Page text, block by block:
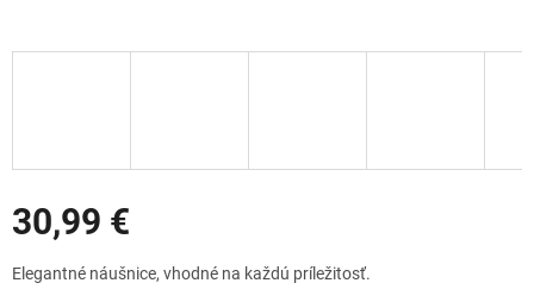
30,99 €
cena:
Elegantné náušnice, vhodné na každú príležitosť.